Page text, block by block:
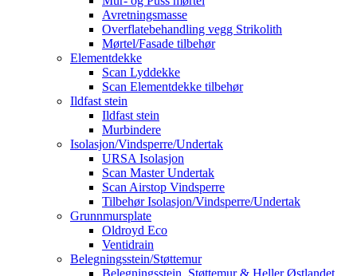
Avretningsmasse
Overflatebehandling vegg Strikolith
Mørtel/Fasade tilbehør
Elementdekke
Scan Lyddekke
Scan Elementdekke tilbehør
Ildfast stein
Ildfast stein
Murbindere
Isolasjon/Vindsperre/Undertak
URSA Isolasjon
Scan Master Undertak
Scan Airstop Vindsperre
Tilbehør Isolasjon/Vindsperre/Undertak
Grunnmursplate
Oldroyd Eco
Ventidrain
Belegningsstein/Støttemur
Belegningsstein, Støttemur & Heller Østlandet